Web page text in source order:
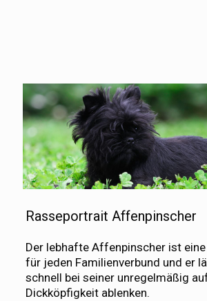
Rasseportrait Affenpinscher
Der lebhafte Affenpinscher ist
für jeden Familienverbund und er
schnell bei seiner unregelmäßig
Dickköpfigkeit ablenken.